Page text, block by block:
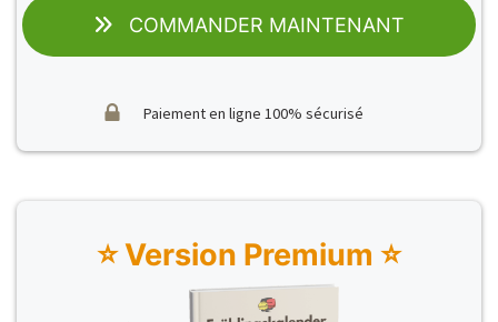
COMMANDER MAINTENANT
Paiement en ligne 100% sécurisé
⭐️ Version Premium ⭐️